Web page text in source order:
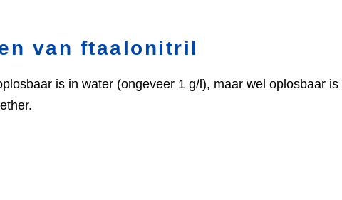
van ftaalonitril
is in water (ongeveer 1 g/l), maar wel oplosbaar